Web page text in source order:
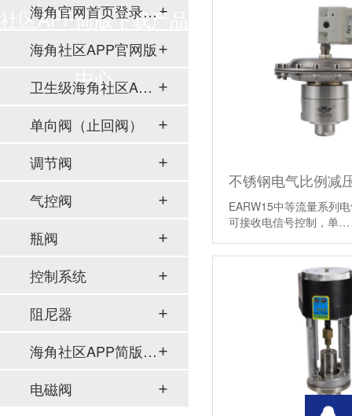
不锈钢电气比例减
EARW15中等流量系列电气
可接收电信号控制，单…
社区APP简版下载产品
中心
海角官网首页登录入口
海角社区APP官网版
卫生级海角社区APP简版下载
单向阀（止回阀）
调节阀
气控阀
瓶阀
控制系统
阻尼器
海角社区APP简版下载及管件
电磁阀